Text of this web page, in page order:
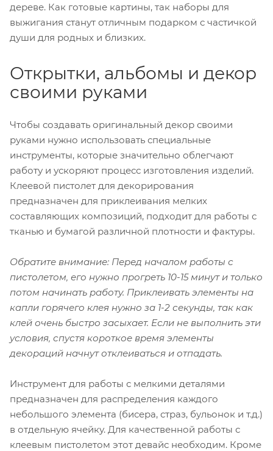
дереве. Как готовые картины, так наборы для
выжигания станут отличным подарком с частичкой
души для родных и близких.
Открытки, альбомы и декор
своими руками
Чтобы создавать оригинальный декор своими
руками нужно использовать специальные
инструменты, которые значительно облегчают
работу и ускоряют процесс изготовления изделий.
Клеевой пистолет для декорирования
предназначен для приклеивания мелких
составляющих композиций, подходит для работы с
тканью и бумагой различной плотности и фактуры.
Обратите внимание: Перед началом работы с
пистолетом, его нужно прогреть 10-15 минут и только
потом начинать работу. Приклеивать элементы на
капли горячего клея нужно за 1-2 секунды, так как
клей очень быстро засыхает. Если не выполнить эти
условия, спустя короткое время элементы
декораций начнут отклеиваться и отпадать.
Инструмент для работы с мелкими деталями
предназначен для распределения каждого
небольшого элемента (бисера, страз, бульонок и т.д.)
в отдельную ячейку. Для качественной работы с
клеевым пистолетом этот девайс необходим. Кроме